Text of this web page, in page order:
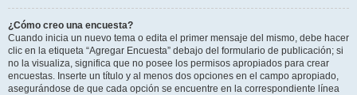
¿Cómo creo una encuesta?
Cuando inicia un nuevo tema o edita el primer mensaje del mismo, debe hacer
clic en la etiqueta “Agregar Encuesta” debajo del formulario de publicación; si
no la visualiza, significa que no posee los permisos apropiados para crear
encuestas. Inserte un título y al menos dos opciones en el campo apropiado,
asegurándose de que cada opción se encuentre en la correspondiente línea